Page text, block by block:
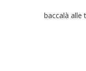
baccalà alle